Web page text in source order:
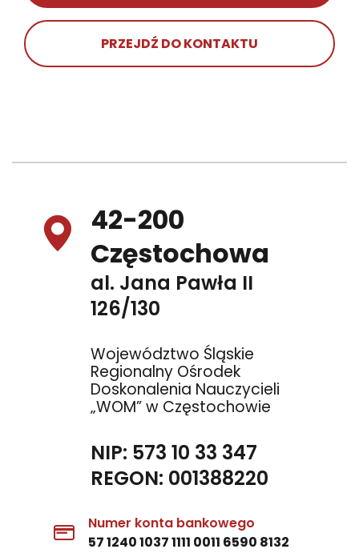
PRZEJDŹ DO KONTAKTU
42-200
Częstochowa
al. Jana Pawła II
126/130
Województwo Śląskie
Regionalny Ośrodek
Doskonalenia Nauczycieli
„WOM” w Częstochowie
NIP: 573 10 33 347
REGON: 001388220
Numer konta bankowego
57 1240 1037 1111 0011 6590 8132